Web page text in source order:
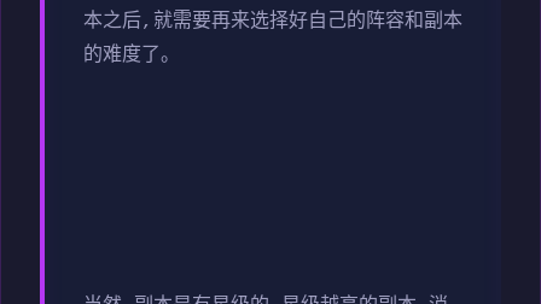
本之后,就需要再来选择好自己的阵容和副本
的难度了。